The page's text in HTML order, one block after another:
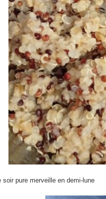
soir pure merveille en demi-lune